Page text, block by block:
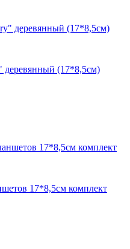
деревянный (17*8,5см)
17*8,5см комплект